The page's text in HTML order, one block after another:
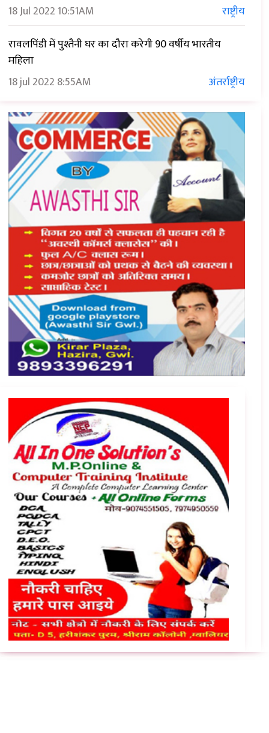
18 Jul 202210:51AM
राष्ट्रीय
रावलपिंडी में पुश्तैनी घर का दौरा करेगी 90 वर्षीय भारतीय
महिला
18 jul 2022 8:55AM अंतर्राष्ट्रीय